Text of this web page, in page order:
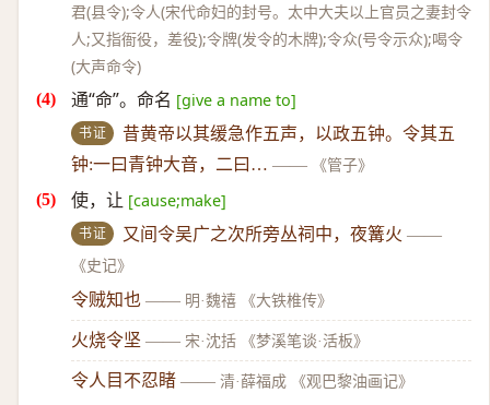
君(县令);令人(宋代命妇的封号。太中大夫以上官员之妻封令
人;又指衙役，差役);令牌(发令的木牌);令众(号令示众);喝令
(大声命令)
通“命”。命名 [give a name to]
书证
昔黄帝以其缓急作五声，以政五钟。令其五
钟:一曰青钟大音，二曰… —— 《管子》
使，让 [cause;make]
书证 又间令吴广之次所旁丛祠中，夜篝火 ——
《史记》
令贼知也 —— 明·魏禧 《大铁椎传》
火烧令坚 —— 宋·沈括 《梦溪笔谈·活板》
令人目不忍睹 —— 清·薛福成 《观巴黎油画记》